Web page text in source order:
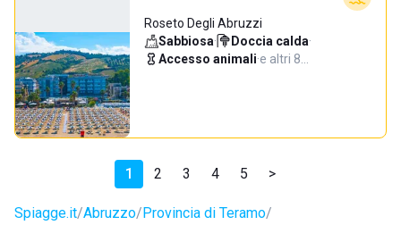
Roseto Degli Abruzzi
Sabbiosa· Doccia calda·
Accesso animali·e altri 8…
1 2 3 4 5 >
Spiagge.it Abruzzo Provincia di Teramo